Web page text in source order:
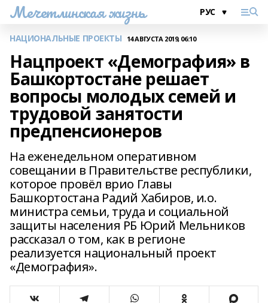
Мечетлинская жизнь
НАЦИОНАЛЬНЫЕ ПРОЕКТЫ 14 АВГУСТА 2019, 06:10
Нацпроект «Демография» в
Башкортостане решает
вопросы молодых семей и
трудовой занятости
предпенсионеров
На еженедельном оперативном
совещании в Правительстве республики,
которое провёл врио Главы
Башкортостана Радий Хабиров, и.о.
министра семьи, труда и социальной
защиты населения РБ Юрий Мельников
рассказал о том, как в регионе
реализуется национальный проект
«Демография».